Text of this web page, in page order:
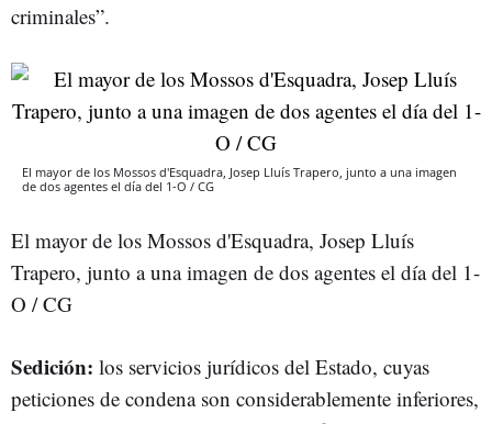
criminales”.
El mayor de los Mossos d'Esquadra, Josep Lluís Trapero, junto a una imagen
de dos agentes el día del 1-O / CG
El mayor de los Mossos d'Esquadra, Josep Lluís
Trapero, junto a una imagen de dos agentes el día del 1-
O / CG
Sedición: los servicios jurídicos del Estado, cuyas
peticiones de condena son considerablemente inferiores,